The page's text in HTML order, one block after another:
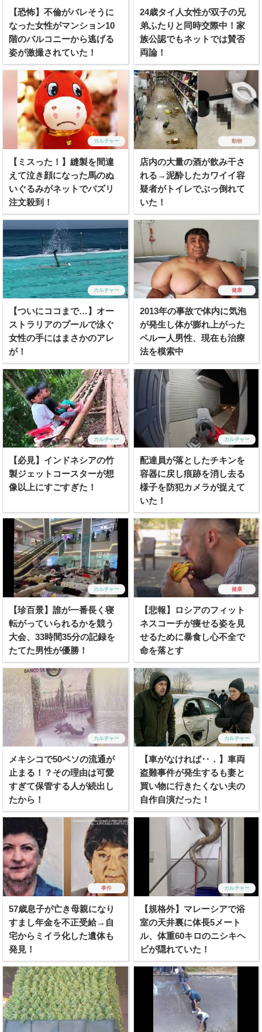
【恐怖】不倫がバレそうに
なった女性がマンション10
階のバルコニーから逃げる
姿が激撮されていた！
24歳タイ人女性が双子の兄
弟ふたりと同時交際中！家
族公認でもネットでは賛否
両論！
【ミスった！】縫製を間違
えて泣き顔になった馬のぬ
いぐるみがネットでバズリ
注文殺到！
カルチャー
店内の大量の酒が飲み干さ
れる→泥酔したカワイイ容
疑者がトイレでぶっ倒れて
いた！
動物
【ついにココまで…】オー
ストラリアのプールで泳ぐ
女性の手にはまさかのアレ
が！
カルチャー
2013年の事故で体内に気泡
が発生し体が膨れ上がった
ペルー人男性、現在も治療
法を模索中
健康
【必見】インドネシアの竹
製ジェットコースターが想
像以上にすごすぎた！
カルチャー
配達員が落としたチキンを
容器に戻し痕跡を消し去る
様子を防犯カメラが捉えて
いた！
カルチャー
【珍百景】誰が一番長く寝
転がっていられるかを競う
大会、33時間35分の記録を
たてた男性が優勝！
カルチャー
【悲報】ロシアのフィット
ネスコーチが痩せる姿を見
せるために暴食し心不全で
命を落とす
健康
メキシコで50ペソの流通が
止まる！？その理由は可愛
すぎて保管する人が続出し
たから！
カルチャー
【車がなければ‥．】車両
盗難事件が発生するも妻と
買い物に行きたくない夫の
自作自演だった！
カルチャー
57歳息子が亡き母親になり
すまし年金を不正受給→自
宅からミイラ化した遺体も
発見！
事件
【規格外】マレーシアで浴
室の天井裏に体長5メート
ル、体重60キロのニシキヘ
ビが隠れていた！
カルチャー